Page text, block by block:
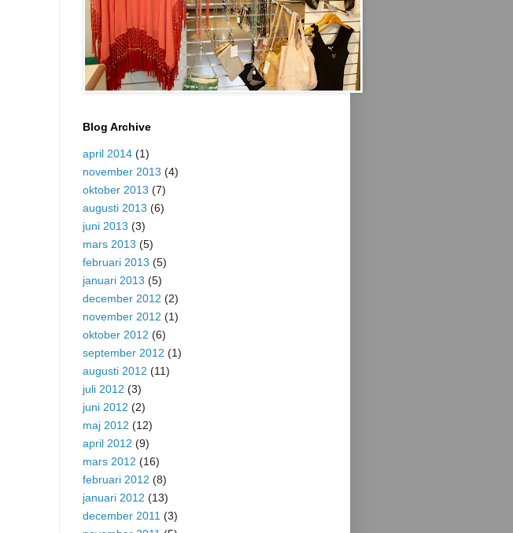
Blog Archive
april 2014 (1)
november 2013 (4)
oktober 2013 (7)
augusti 2013 (6)
juni 2013 (3)
mars 2013 (5)
februari 2013 (5)
januari 2013 (5)
december 2012 (2)
november 2012 (1)
oktober 2012 (6)
september 2012 (1)
augusti 2012 (11)
juli 2012 (3)
juni 2012 (2)
maj 2012 (12)
april 2012 (9)
mars 2012 (16)
februari 2012 (8)
januari 2012 (13)
december 2011 (3)